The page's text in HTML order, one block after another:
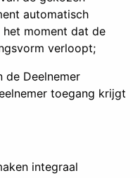
automatisch
moment dat de
verloopt;
de Deelnemer
toegang krijgt
integraal